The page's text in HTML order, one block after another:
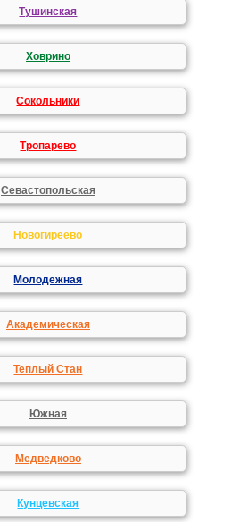
Тушинская
Ховрино
Сокольники
Тропарево
Севастопольская
Новогиреево
Молодежная
Академическая
Теплый Стан
Южная
Медведково
Кунцевская